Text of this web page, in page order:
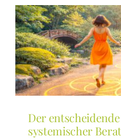
Der
systemischer